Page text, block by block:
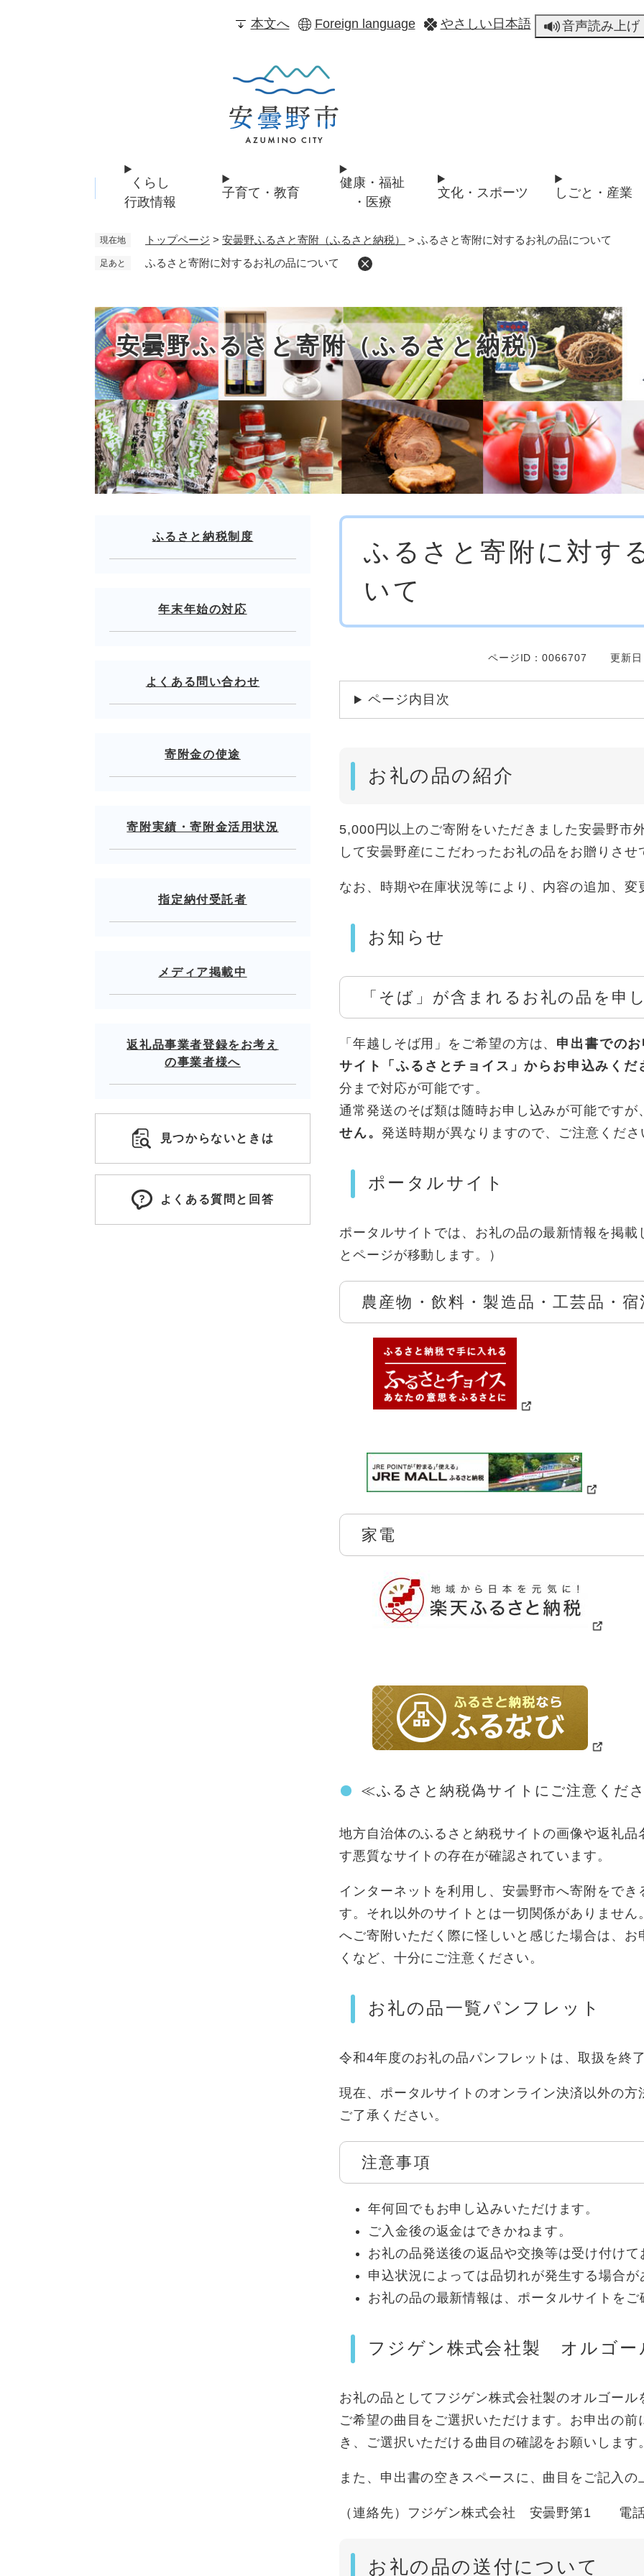
本文へ Foreign language やさしい日本語 音声読み上げ
くらし
行政情報
子育て・教育
健康・福祉
・医療
文化・スポーツ しごと・産業
現在地 トップページ > 安曇野ふるさと寄附（ふるさと納税） > ふるさと寄附に対するお礼の品について
足あと ふるさと寄附に対するお礼の品について
安曇野ふるさと寄附（ふるさと納税）
ふるさと寄附に対す
いて
ページID：0066707 更新
ページ内目次
お礼の品の紹介
5,000円以上のご寄附をいただきました安曇野市
して安曇野産にこだわったお礼の品をお贈りさせ
なお、時期や在庫状況等により、内容の追加、
お知らせ
「そば」が含まれるお礼の品を申
「年越しそば用」をご希望の方は、 申出書での
サイト「ふるさとチョイス」からお申込みくだ
分まで対応が可能です。
通常発送のそば類は随時お申し込みが可能ですが
せん。発送時期が異なりますので、ご注意くださ
ポータルサイト
ポータルサイトでは、お礼の品の最新情報を掲
とページが移動します。）
農産物・飲料・製造品・工芸品・
家電
≪ふるさと納税偽サイトにご注意くだ
地方自治体のふるさと納税サイトの画像や返礼
す悪質なサイトの存在が確認されています。
インターネットを利用し、安曇野市へ寄附をで
す。それ以外のサイトとは一切関係がありませ
へご寄附いただく際に怪しいと感じた場合は、
くなど、十分にご注意ください。
お礼の品一覧パンフレット
令和4年度のお礼の品パンフレットは、取扱を終
現在、ポータルサイトのオンライン決済以外の
ご了承ください。
注意事項
年何回でもお申し込みいただけます。
ご入金後の返金はできかねます。
お礼の品発送後の返品や交換等は受け付け
申込状況によっては品切れが発生する場合が
お礼の品の最新情報は、ポータルサイトを
フジゲン株式会社製 オルゴー
お礼の品としてフジゲン株式会社製のオルゴー
ご希望の曲目をご選択いただけます。お申出の
き、ご選択いただける曲目の確認をお願いします
また、申出書の空きスペースに、曲目をご記入
（連絡先）フジゲン株式会社 安曇野第1 電
お礼の品の送付について
ふるさと納税制度
年末年始の対応
よくある問い合わせ
寄附金の使途
寄附実績・寄附金活用状況
指定納付受託者
メディア掲載中
返礼品事業者登録をお考え
の事業者様へ
見つからないときは
よくある質問と回答